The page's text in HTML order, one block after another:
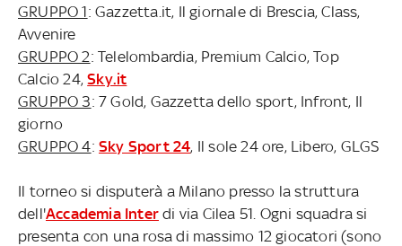
GRUPPO 1: Gazzetta.it, Il giornale di Brescia, Class,
Avvenire
GRUPPO 2: Telelombardia, Premium Calcio, Top
Calcio 24,Sky.it
GRUPPO 3: 7 Gold, Gazzetta dello sport, Infront, Il
giorno
GRUPPO 4: Sky Sport 24, Il sole 24 ore, Libero, GLGS
Il torneo si disputerà a Milano presso la struttura
dell'Accademia Interdi via Cilea 51. Ogni squadra si
presenta con una rosa di massimo 12 giocatori (sono